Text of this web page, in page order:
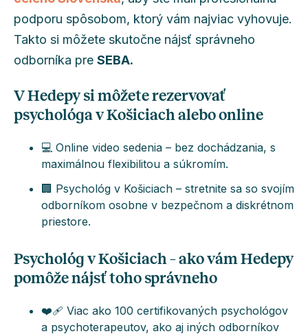
podporu spôsobom, ktorý vám najviac vyhovuje.
Takto si môžete skutočne nájsť správneho
odborníka pre SEBA.
V Hedepy si môžete rezervovať
psychológa v Košiciach alebo online
💻 Online video sedenia – bez dochádzania, s
maximálnou flexibilitou a súkromím.
🏢 Psychológ v Košiciach – stretnite sa so svojím
odborníkom osobne v bezpečnom a diskrétnom
priestore.
Psychológ v Košiciach – ako vám Hedepy
pomôže nájsť toho správneho
❤️‍🩹 Viac ako 100 certifikovaných psychológov
a psychoterapeutov, ako aj iných odborníkov